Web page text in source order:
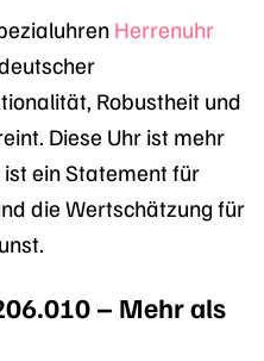
Herrenuhr
Robustheit und
Diese Uhr ist mehr
ein Statement für
die Wertschätzung für
– Mehr als